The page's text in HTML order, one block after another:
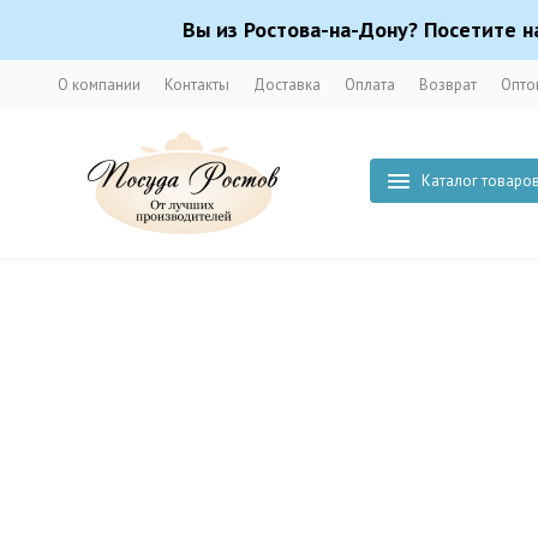
Вы из Ростова-на-Дону? Посетите
О компании Контакты Доставка Оплата Возврат
Каталог